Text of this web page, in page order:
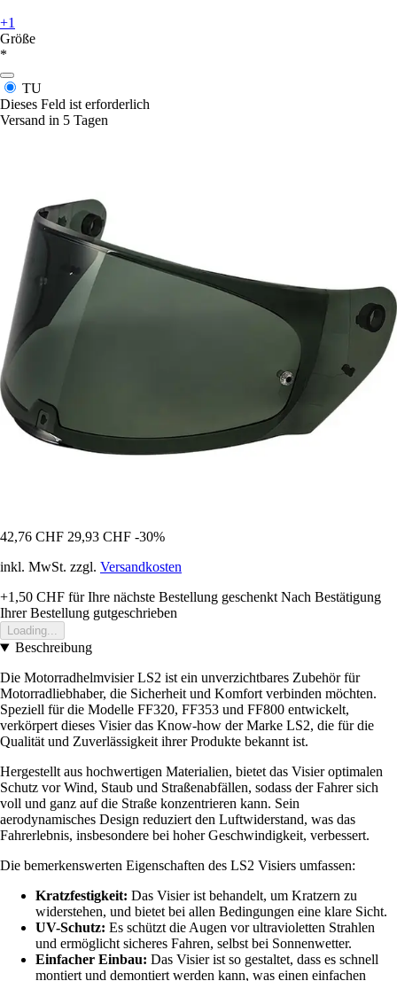
+1
Größe
*
TU
Dieses Feld ist erforderlich
Versand in 5 Tagen
42,76 CHF 29,93 CHF -30%
inkl. MwSt. zzgl. Versandkosten
+1,50 CHF für Ihre nächste Bestellung geschenkt Nach Bestätigung
Ihrer Bestellung gutgeschrieben
Loading...
Beschreibung
Die Motorradhelmvisier LS2 ist ein unverzichtbares Zubehör für
Motorradliebhaber, die Sicherheit und Komfort verbinden möchten.
Speziell für die Modelle FF320, FF353 und FF800 entwickelt,
verkörpert dieses Visier das Know-how der Marke LS2, die für die
Qualität und Zuverlässigkeit ihrer Produkte bekannt ist.
Hergestellt aus hochwertigen Materialien, bietet das Visier optimalen
Schutz vor Wind, Staub und Straßenabfällen, sodass der Fahrer sich
voll und ganz auf die Straße konzentrieren kann. Sein
aerodynamisches Design reduziert den Luftwiderstand, was das
Fahrerlebnis, insbesondere bei hoher Geschwindigkeit, verbessert.
Die bemerkenswerten Eigenschaften des LS2 Visiers umfassen:
Kratzfestigkeit: Das Visier ist behandelt, um Kratzern zu
widerstehen, und bietet bei allen Bedingungen eine klare Sicht.
UV-Schutz: Es schützt die Augen vor ultravioletten Strahlen
und ermöglicht sicheres Fahren, selbst bei Sonnenwetter.
Einfacher Einbau: Das Visier ist so gestaltet, dass es schnell
montiert und demontiert werden kann, was einen einfachen